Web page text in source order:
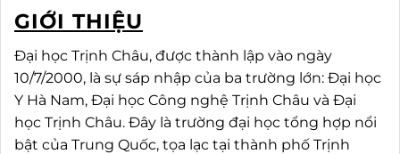
GIỚI THIỆU
Đại học Trịnh Châu, được thành lập vào ngày
10/7/2000, là sự sáp nhập của ba trường lớn: Đại học
Y Hà Nam, Đại học Công nghệ Trịnh Châu và Đại
học Trịnh Châu. Đây là trường đại học tổng hợp nổi
bật của Trung Quốc, tọa lạc tại thành phố Trịnh